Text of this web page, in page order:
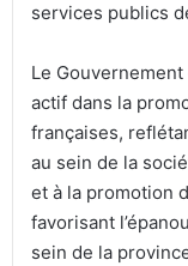
services publics
Le
actif dans la
françaises,
au sein de la
et à la promotion
favorisant
sein de la